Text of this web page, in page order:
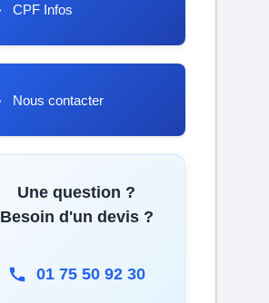
CPF Infos
Nous contacter
Une question ?
Besoin d'un devis ?
01 75 50 92 30